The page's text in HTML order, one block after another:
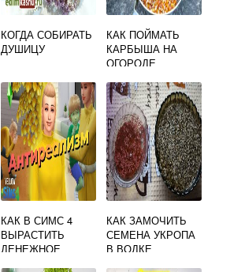
КОГДА СОБИРАТЬ
ДУШИЦУ
КАК ПОЙМАТЬ
КАРБЫША НА
ОГОРОДЕ
КАК В СИМС 4
ВЫРАСТИТЬ
ДЕНЕЖНОЕ
КАК ЗАМОЧИТЬ
СЕМЕНА УКРОПА
В ВОДКЕ